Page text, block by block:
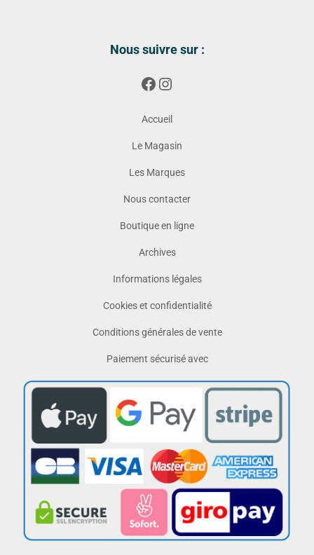
Nous suivre sur :
Accueil
Le Magasin
Les Marques
Nous contacter
Boutique en ligne
Archives
Informations légales
Cookies et confidentialité
Conditions générales de vente
Paiement sécurisé avec